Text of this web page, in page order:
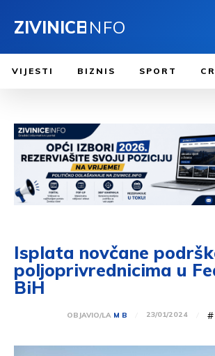
ZIVINICEINFO
VIJESTI BIZNIS SPORT
Isplata novčane
poljoprivrednicima u
BiH
OBJAVIO/LA M B 23/01/2024 #